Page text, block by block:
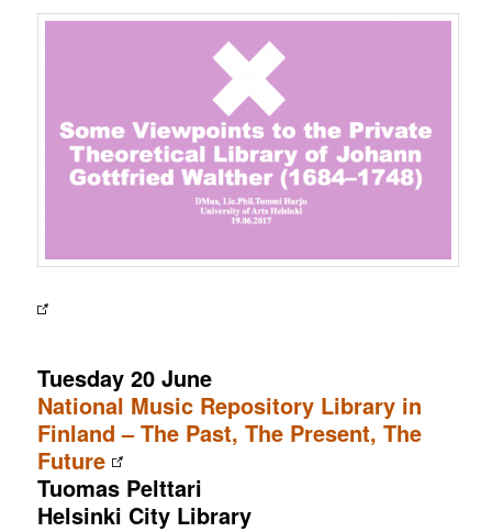
Tuesday 20 June
National Music Repository Library in
Finland – The Past, The Present, The
Future
Tuomas Pelttari
Helsinki City Library